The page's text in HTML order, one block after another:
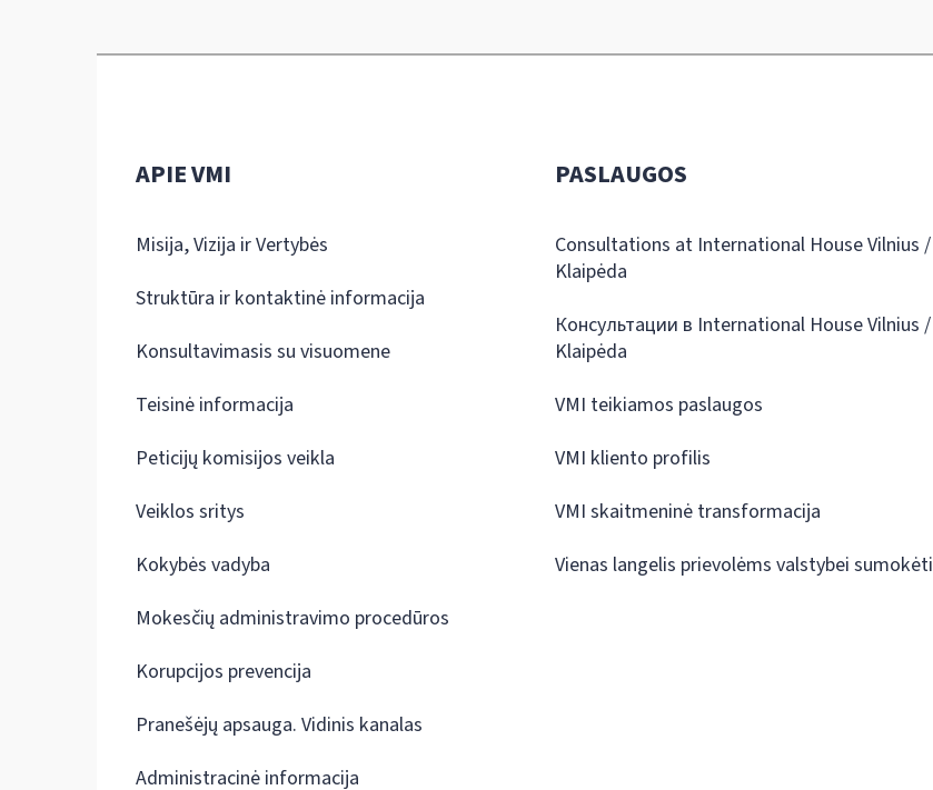
APIE VMI
Misija, Vizija ir Vertybės
Struktūra ir kontaktinė informacija
Konsultavimasis su visuomene
Teisinė informacija
Peticijų komisijos veikla
Veiklos sritys
Kokybės vadyba
Mokesčių administravimo procedūros
Korupcijos prevencija
Pranešėjų apsauga. Vidinis kanalas
Administracinė informacija
PASLAUGOS
Consultations at International House Vilnius /
Klaipėda
Консультации в International House Vilnius /
Klaipėda
VMI teikiamos paslaugos
VMI kliento profilis
VMI skaitmeninė transformacija
Vienas langelis prievolėms valstybei sumokėti